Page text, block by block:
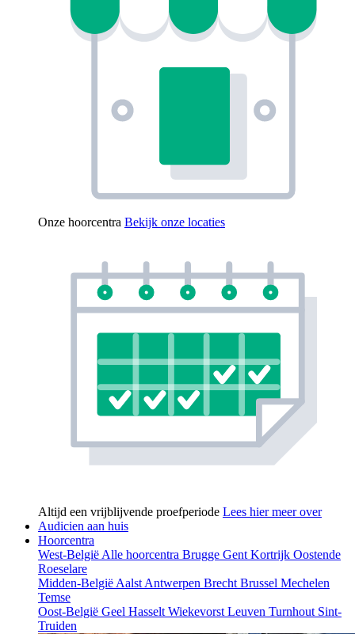
Onze hoorcentra Bekijk onze locaties
Altijd een vrijblijvende proefperiode Lees hier meer over
Audicien aan huis
Hoorcentra
West-België Alle hoorcentra Brugge Gent Kortrijk Oostende
Roeselare
Midden-België Aalst Antwerpen Brecht Brussel Mechelen
Temse
Oost-België Geel Hasselt Wiekevorst Leuven Turnhout Sint-
Truiden